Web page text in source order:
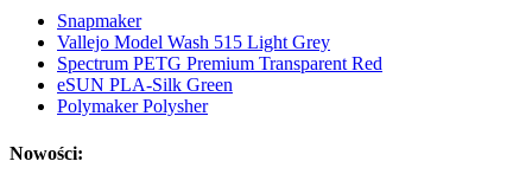
Snapmaker
Vallejo Model Wash 515 Light Grey
Spectrum PETG Premium Transparent Red
eSUN PLA-Silk Green
Polymaker Polysher
Nowości: